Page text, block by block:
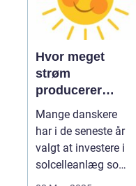
Hvor meget
strøm
producerer
solceller om
vinteren?
Mange danskere
har i de seneste år
valgt at investere i
solcelleanlæg som